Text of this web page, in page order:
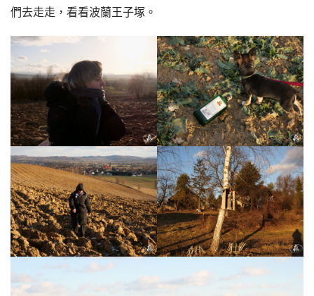
們去走走，看看波蘭王子塚。